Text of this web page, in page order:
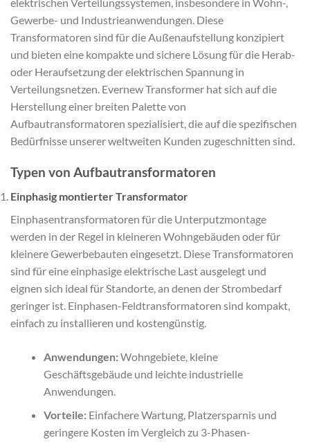
elektrischen Verteilungssystemen, insbesondere in Wohn-,
Gewerbe- und Industrieanwendungen. Diese
Transformatoren sind für die Außenaufstellung konzipiert
und bieten eine kompakte und sichere Lösung für die Herab-
oder Heraufsetzung der elektrischen Spannung in
Verteilungsnetzen. Evernew Transformer hat sich auf die
Herstellung einer breiten Palette von
Aufbautransformatoren spezialisiert, die auf die spezifischen
Bedürfnisse unserer weltweiten Kunden zugeschnitten sind.
Typen von Aufbautransformatoren
Einphasig montierter Transformator
Einphasentransformatoren für die Unterputzmontage
werden in der Regel in kleineren Wohngebäuden oder für
kleinere Gewerbebauten eingesetzt. Diese Transformatoren
sind für eine einphasige elektrische Last ausgelegt und
eignen sich ideal für Standorte, an denen der Strombedarf
geringer ist. Einphasen-Feldtransformatoren sind kompakt,
einfach zu installieren und kostengünstig.
Anwendungen:Wohngebiete, kleine
Geschäftsgebäude und leichte industrielle
Anwendungen.
Vorteile: Einfachere Wartung, Platzersparnis und
geringere Kosten im Vergleich zu 3-Phasen-